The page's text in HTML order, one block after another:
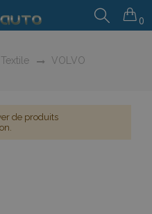
0
VOLVO
de produits